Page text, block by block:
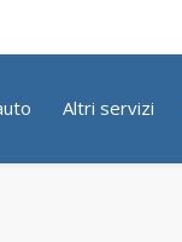
Altri servizi